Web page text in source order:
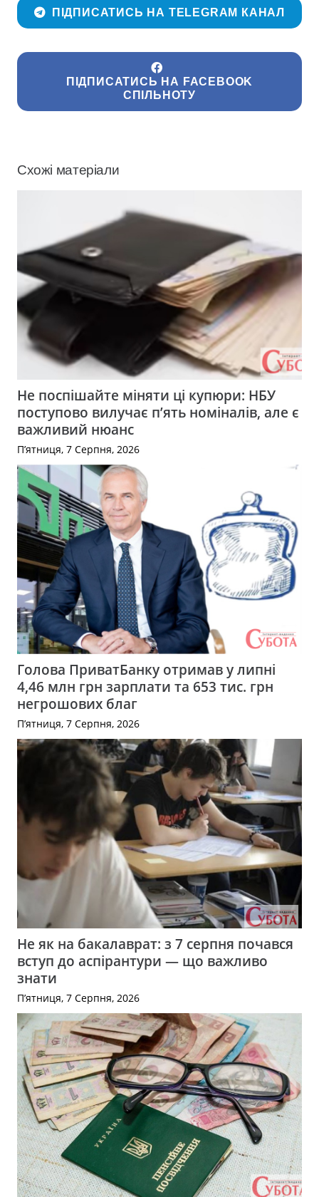
ПІДПИСАТИСЬ НА TELEGRAM КАНАЛ
ПІДПИСАТИСЬ НА FACEBOOK
СПІЛЬНОТУ
Схожі матеріали
Не поспішайте міняти ці купюри: НБУ
поступово вилучає п’ять номіналів, але є
важливий нюанс
П’ятниця, 7 Серпня, 2026
Голова ПриватБанку отримав у липні
4,46 млн грн зарплати та 653 тис. грн
негрошових благ
П’ятниця, 7 Серпня, 2026
Не як на бакалаврат: з 7 серпня почався
вступ до аспірантури — що важливо
знати
П’ятниця, 7 Серпня, 2026